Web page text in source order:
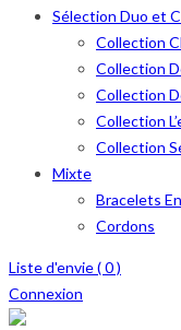
Sélection Duo et
Collection
Collection
Collection
Collection
Collection
Mixte
Bracelets
Cordons
Liste d'envie (0)
Connexion